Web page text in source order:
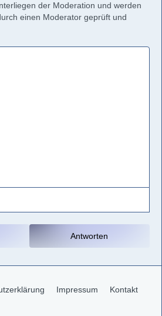
der Moderation und werden
einen Moderator geprüft und
Antworten
Impressum Kontakt